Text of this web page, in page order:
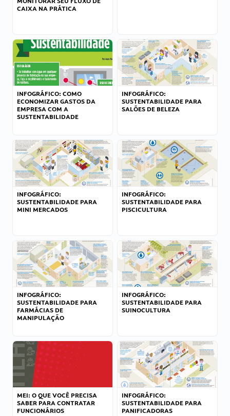
CAIXA NA PRÁTICA
INFOGRÁFICO: COMO
ECONOMIZAR GASTOS DA
EMPRESA COM A
SUSTENTABILIDADE
INFOGRÁFICO:
SUSTENTABILIDADE PARA
SALÕES DE BELEZA
INFOGRÁFICO:
SUSTENTABILIDADE PARA
MINI MERCADOS
INFOGRÁFICO:
SUSTENTABILIDADE PARA
PISCICULTURA
INFOGRÁFICO:
SUSTENTABILIDADE PARA
FARMÁCIAS DE
MANIPULAÇÃO
INFOGRÁFICO:
SUSTENTABILIDADE PARA
SUINOCULTURA
MEI: O QUE VOCÊ PRECISA
SABER PARA CONTRATAR
FUNCIONÁRIOS
INFOGRÁFICO:
SUSTENTABILIDADE PARA
PANIFICADORAS